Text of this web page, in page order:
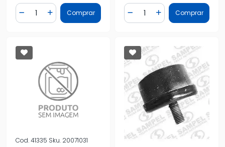
Diminuir Quantidade
Quantidade
Adicionar Quantidade
Comprar Diminuir Quantidade
Quantidade
AdicionarComprar
Cod.41335 Sku. 20071031